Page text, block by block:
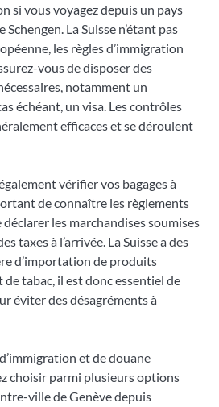
si vous voyagez depuis un pays
Schengen. La Suisse n’étant pas
les règles d’immigration
vous de disposer des
notamment un
échéant, un visa. Les contrôles
efficaces et se déroulent
vérifier vos bagages à
de connaître les règlements
les marchandises soumises
taxes à l’arrivée. La Suisse a des
d’importation de produits
de tabac, il est donc essentiel de
éviter des désagréments à
et de douane
choisir parmi plusieurs options
ville de Genève depuis